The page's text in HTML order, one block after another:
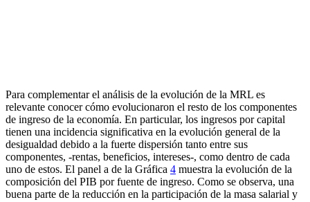
Para complementar el análisis de la evolución de la MRL es
relevante conocer cómo evolucionaron el resto de los componentes
de ingreso de la economía. En particular, los ingresos por capital
tienen una incidencia significativa en la evolución general de la
desigualdad debido a la fuerte dispersión tanto entre sus
componentes, -rentas, beneficios, intereses-, como dentro de cada
uno de estos. El panel a de la Gráfica 4 muestra la evolución de la
composición del PIB por fuente de ingreso. Como se observa, una
buena parte de la reducción en la participación de la masa salarial y